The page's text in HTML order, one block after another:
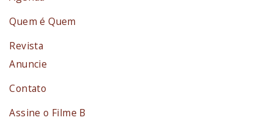
Quem é Quem
Revista
Anuncie
Contato
Assine o Filme B